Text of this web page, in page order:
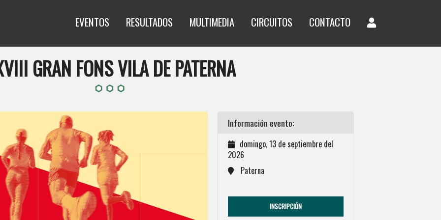
EVENTOS RESULTADOS MULTIMEDIA CIRCUITOS CONTACTO
GRAN FONS VILA DE PATERNA
Información evento:
domingo, 13 de septiembre del
2026
Paterna
INSCRIPCIÓN